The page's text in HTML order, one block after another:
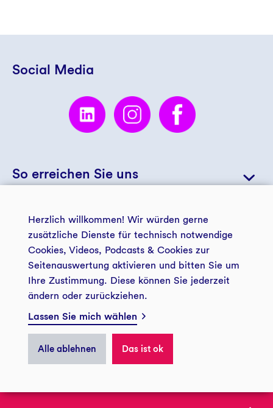
Social Media
So erreichen Sie uns
+49 234 5797 5728
bildung@gls-treuhand.de
Kontakt
Zukunftsstiftung Bildung
44774 Bochum
Zukunftsstiftung Bildung
© 2026 Zukunftsstiftung Bildung
Presse Privatsphäre
Herzlich willkommen! Wir würden gerne
zusätzliche Dienste für technisch notwendige
Cookies, Videos, Podcasts & Cookies zur
Seitenauswertung aktivieren und bitten Sie um
Ihre Zustimmung. Diese können Sie jederzeit
ändern oder zurückziehen.
Lassen Sie mich wählen
Alle ablehnen Das ist ok